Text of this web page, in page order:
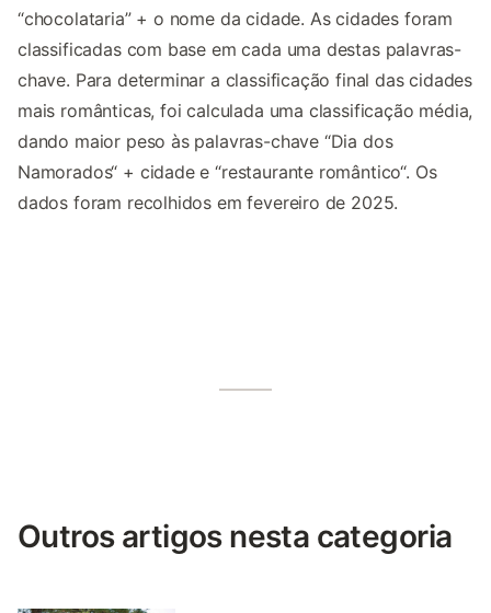
“chocolataria” + o nome da cidade. As cidades foram
classificadas com base em cada uma destas palavras-
chave. Para determinar a classificação final das cidades
mais românticas, foi calculada uma classificação média,
dando maior peso às palavras-chave “Dia dos
Namorados“ + cidade e “restaurante romântico“. Os
dados foram recolhidos em fevereiro de 2025.
Outros artigos nesta categoria